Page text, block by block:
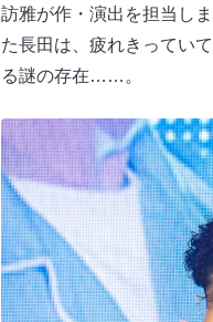
訪雅が作・演出を担当し
た長田は、疲れきってい
る謎の存在……。